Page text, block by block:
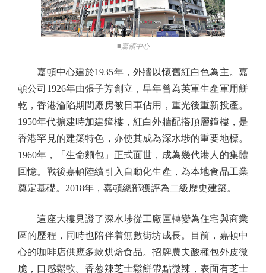
■嘉頓中心
嘉頓中心建於1935年，外牆以懷舊紅白色為主。嘉
頓公司1926年由張子芳創立，早年曾為英軍生產軍用餅
乾，香港淪陷期間廠房被日軍佔用，重光後重新投產。
1950年代擴建時加建鐘樓，紅白外牆配搭頂層鐘樓，是
香港罕見的建築特色，亦使其成為深水埗的重要地標。
1960年，「生命麵包」正式面世，成為幾代港人的集體
回憶。戰後嘉頓陸續引入自動化生產，為本地食品工業
奠定基礎。2018年，嘉頓總部獲評為二級歷史建築。
這座大樓見證了深水埗從工廠區轉變為住宅與商業
區的歷程，同時也陪伴着無數街坊成長。目前，嘉頓中
心的咖啡店供應多款烘焙食品。招牌農夫酸種包外皮微
脆，口感鬆軟。香葱辣芝士鬆餅帶點微辣，表面有芝士